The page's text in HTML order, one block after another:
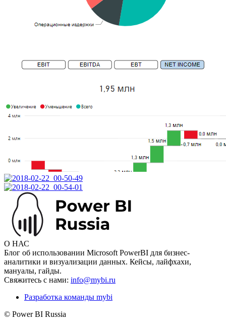
О НАС
Блог об использовании Microsoft PowerBI для бизнес-
аналитики и визуализации данных. Кейсы, лайфхахи,
мануалы, гайды.
Свяжитесь с нами: info@mybi.ru
Разработка команды mybi
© Power BI Russia